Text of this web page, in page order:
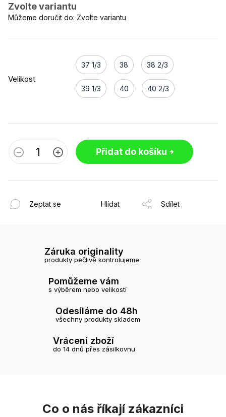
Zvolte variantu
Velikost
37 1/3 38 38 2/3
39 1/3 40 40 2/3
Můžeme doručit do: Zvolte variantu
Přidat do košíku
Zeptat se Hlídat Sdílet
Záruka originality
produkty pečlivě kontrolujeme
Pomůžeme vám
s výběrem nebo velikostí
Odesíláme do 48h
všechny produkty skladem
Vrácení zboží
do 14 dnů přes zásilkovnu
Co o nás říkají zákazníci